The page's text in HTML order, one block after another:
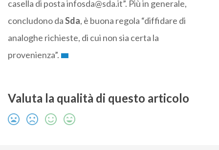
casella di posta infosda@sda.it”. Più in generale,
concludono daSda, è buona regola “diffidare di
analoghe richieste, di cui non sia certa la
provenienza”.
Valuta la qualità di questo articolo